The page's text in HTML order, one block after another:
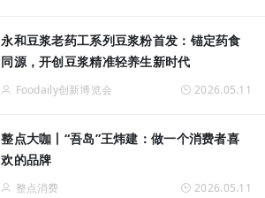
永和豆浆老药工系列豆浆粉首发：锚定药食
同源，开创豆浆精准轻养生新时代
Foodaily创新博览会 2026.05.11
整点大咖丨“吾岛”王炜建：做一个消费者喜
欢的品牌
整点消费 2026.05.11